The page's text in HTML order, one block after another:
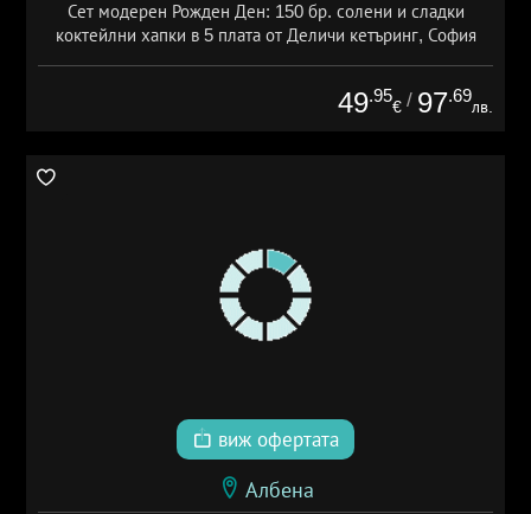
Сет модерен Рожден Ден: 150 бр. солени и сладки
коктейлни хапки в 5 плата от Деличи кетъринг, София
49.95
€ / 97.69
лв.
виж офертата
Албена